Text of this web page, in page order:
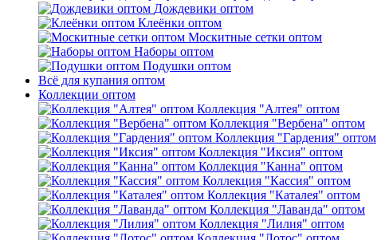
Дождевики оптом
Клеёнки оптом
Москитные сетки оптом
Наборы оптом
Подушки оптом
Всё для купания оптом
Коллекции оптом
Коллекция "Алтея" оптом
Коллекция "Вербена" оптом
Коллекция "Гардения" оптом
Коллекция "Иксия" оптом
Коллекция "Канна" оптом
Коллекция "Кассия" оптом
Коллекция "Каталея" оптом
Коллекция "Лаванда" оптом
Коллекция "Лилия" оптом